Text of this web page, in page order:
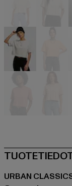
beige
URBAN